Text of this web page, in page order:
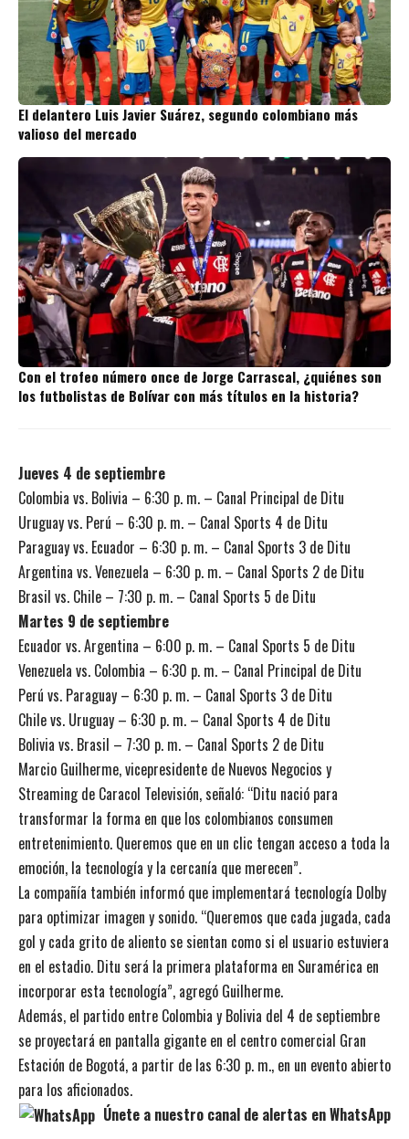
El delantero Luis Javier Suárez, segundo colombiano más
valioso del mercado
Con el trofeo número once de Jorge Carrascal, ¿quiénes son
los futbolistas de Bolívar con más títulos en la historia?
Jueves 4 de septiembre
Colombia vs. Bolivia – 6:30 p. m. – Canal Principal de Ditu
Uruguay vs. Perú – 6:30 p. m. – Canal Sports 4 de Ditu
Paraguay vs. Ecuador – 6:30 p. m. – Canal Sports 3 de Ditu
Argentina vs. Venezuela – 6:30 p. m. – Canal Sports 2 de Ditu
Brasil vs. Chile – 7:30 p. m. – Canal Sports 5 de Ditu
Martes 9 de septiembre
Ecuador vs. Argentina – 6:00 p. m. – Canal Sports 5 de Ditu
Venezuela vs. Colombia – 6:30 p. m. – Canal Principal de Ditu
Perú vs. Paraguay – 6:30 p. m. – Canal Sports 3 de Ditu
Chile vs. Uruguay – 6:30 p. m. – Canal Sports 4 de Ditu
Bolivia vs. Brasil – 7:30 p. m. – Canal Sports 2 de Ditu
Marcio Guilherme, vicepresidente de Nuevos Negocios y
Streaming de Caracol Televisión, señaló: “Ditu nació para
transformar la forma en que los colombianos consumen
entretenimiento. Queremos que en un clic tengan acceso a toda la
emoción, la tecnología y la cercanía que merecen”.
La compañía también informó que implementará tecnología Dolby
para optimizar imagen y sonido. “Queremos que cada jugada, cada
gol y cada grito de aliento se sientan como si el usuario estuviera
en el estadio. Ditu será la primera plataforma en Suramérica en
incorporar esta tecnología”, agregó Guilherme.
Además, el partido entre Colombia y Bolivia del 4 de septiembre
se proyectará en pantalla gigante en el centro comercial Gran
Estación de Bogotá, a partir de las 6:30 p. m., en un evento abierto
para los aficionados.
Únete a nuestro canal de alertas en WhatsApp